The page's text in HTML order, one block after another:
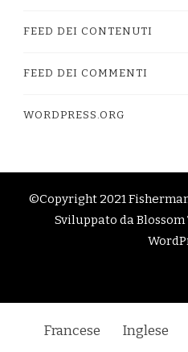
FEED DEI CONTENUTI
FEED DEI COMMENTI
WORDPRESS.ORG
©Copyright 2021
Sviluppato daBlossom
Francese Inglese